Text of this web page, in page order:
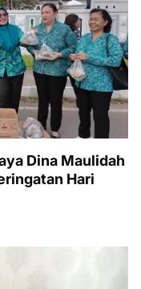
Dina Maulidah
Hari